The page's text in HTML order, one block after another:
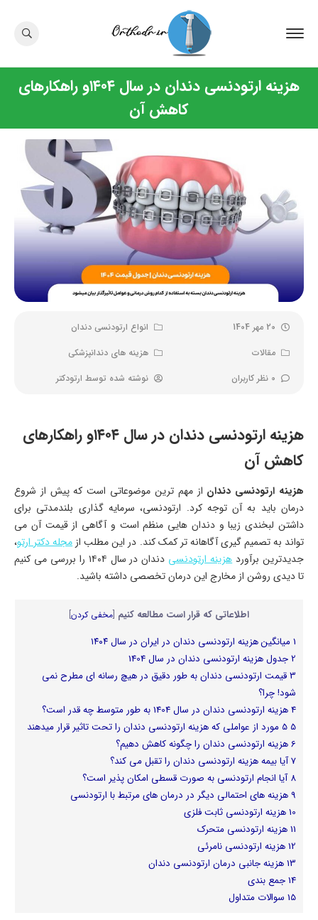
هزینه ارتودنسی دندان در سال ۱۴۰۴و راهکارهای
کاهش آن
20 مهر 1404
انواع ارتودنسی دندان
مقالات
هزینه های دندانپزشکی
0 نظر کاربران
نوشته شده توسط ارتودکتر
هزینه ارتودنسی دندان در سال ۱۴۰۴و راهکارهای
کاهش آن
هزینه ارتودنسی دندان از مهم ترین موضوعاتی است که پیش از شروع
درمان باید به آن توجه کرد. ارتودنسی، سرمایه گذاری بلندمدتی برای
داشتن لبخندی زیبا و دندان هایی منظم است و آگاهی از قیمت آن می
تواند به تصمیم گیری آگاهانه تر کمک کند. در این مطلب ازمجله دکتر ارتو،
جدیدترین برآوردهزینه ارتودنسی
دندان در سال ۱۴۰۴ را بررسی می کنیم
تا دیدی روشن از مخارج این درمان تخصصی داشته باشید.
اطلاعاتی که قرار است مطالعه کنیم [مخفی کردن]
1میانگین هزینه ارتودنسی دندان در ایران در سال ۱۴۰۴
2جدول هزینه ارتودنسی دندان در سال 1404
3قیمت ارتودنسی دندان به طور دقیق در هیچ رسانه ای مطرح نمی
شود! چرا؟
4هزینه ارتودنسی دندان در سال 1404 به طور متوسط چه قدر است؟
5
6هزینه ارتودنسی دندان را چگونه کاهش دهیم؟
7آیا بیمه هزینه ارتودنسی دندان را تقبل می کند؟
8آیا انجام ارتودنسی به صورت قسطی امکان پذیر است؟
9هزینه های احتمالی دیگر در درمان های مرتبط با ارتودنسی
10هزینه ارتودنسی ثابت فلزی
11هزینه ارتودنسی متحرک
12هزینه ارتودنسی نامرئی
13هزینه جانبی درمان ارتودنسی دندان
14جمع بندی
15 سوالات متداول